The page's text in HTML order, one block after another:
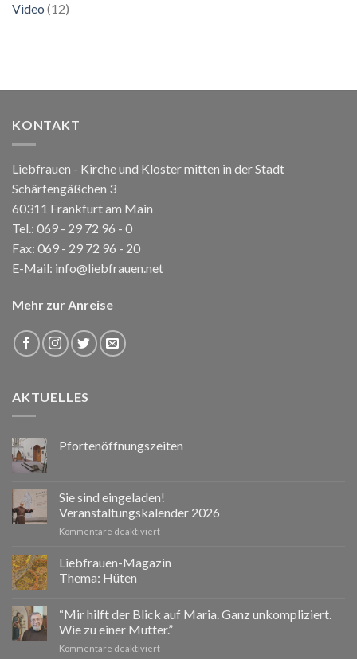
Video (12)
KONTAKT
Liebfrauen - Kirche und Kloster mitten in der Stadt
Schärfengäßchen 3
60311 Frankfurt am Main
Tel.: 069 - 29 72 96 - 0
Fax: 069 - 29 72 96 - 20
E-Mail: info@liebfrauen.net
Mehr zur Anreise
AKTUELLES
Pfortenöffnungszeiten
Sie sind eingeladen!
Veranstaltungskalender 2026
Kommentare deaktiviertfür
sind
Liebfrauen-Magazin
Thema: Hüten
“Mir hilft der Blick auf Maria. Ganz unkompliziert.
Wie zu einer Mutter.”
Kommentare deaktiviertfür